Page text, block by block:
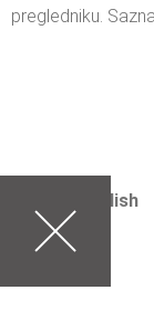
pregledniku.
English